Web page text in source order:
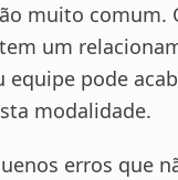
muito comum.
um
equipe pode
modalidade.
erros que